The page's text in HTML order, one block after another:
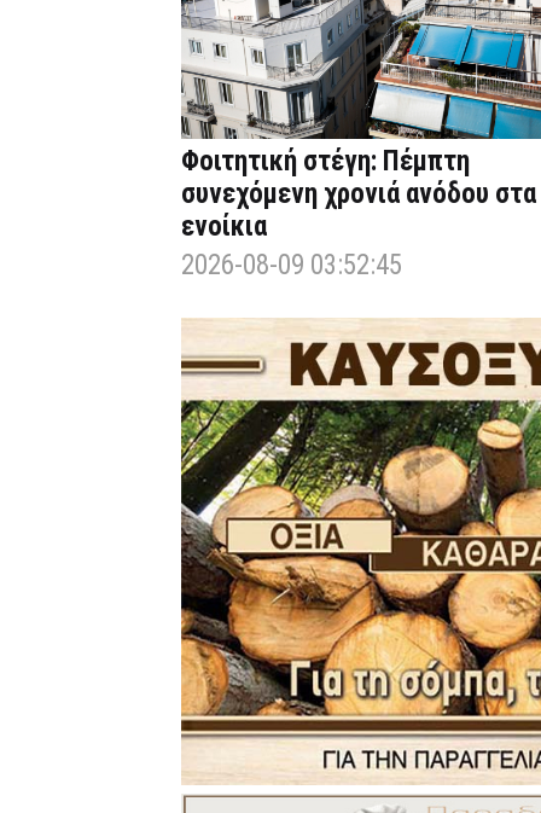
Φοιτητική στέγη: Πέμπτη
συνεχόμενη χρονιά ανόδου στα
ενοίκια
2026-08-09 03:52:45